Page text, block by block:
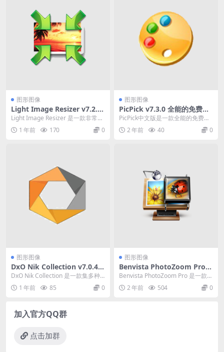
图形图像
Light Image Resizer v7.2.0.
82 批量调整图像大小工具中文
便携版
Light Image Resizer 是一款非常简
单且功能强大的小程序，只需几...
1 年前 170 0
图形图像
PicPick v7.3.0 全能的免费截
图工具，屏幕截图、图片编辑
等，中文破解绿色版
PicPick中文版是一款全能的免费截
图工具,包含屏幕截图,图片编辑器,
颜色选择...
2 年前 40 0
图形图像
DxO Nik Collection v7.0.40
1（图像处理创意插件）
DxO Nik Collection 是一款集多种
图像处理功能于一身的强大插件
套...1 年前 85 0
图形图像
Benvista PhotoZoom Pro
(图像无损放大) v9.0.2 中文破
解便携式版
Benvista PhotoZoom Pro 是一款图
像无损放大软件、该软件是放...
2 年前 504 0
加入官方QQ群
点击加群